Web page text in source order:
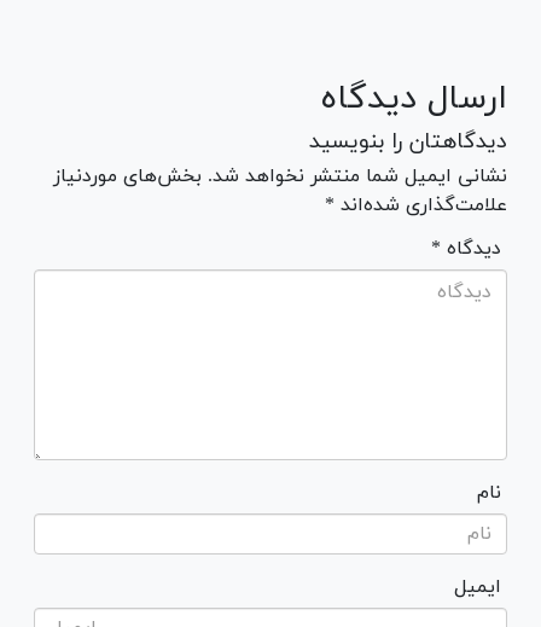
ارسال دیدگاه
دیدگاهتان را بنویسید
نشانی ایمیل شما منتشر نخواهد شد. بخش‌های موردنیاز
علامت‌گذاری شده‌اند *
* دیدگاه
نام
ایمیل